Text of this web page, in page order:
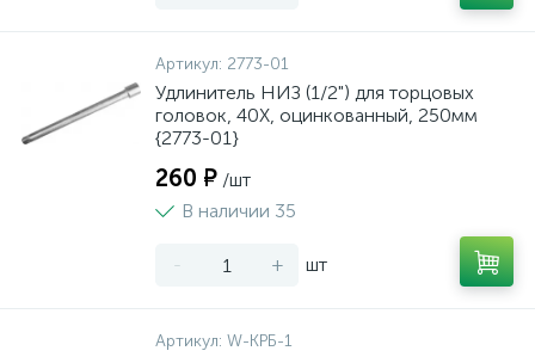
Артикул: 2773-01
Удлинитель НИЗ (1/2") для торцовых
головок, 40Х, оцинкованный, 250мм
{2773-01}
260 ₽ /шт
В наличии 35
- + шт
Артикул: W-КРБ-1